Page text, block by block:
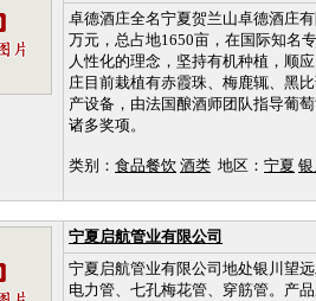
卓德酒庄全名宁夏贺兰山卓德酒庄
万元，总占地1650亩，在国际知名
人性化的理念，坚持有机种植，顺
庄目前栽植有赤霞珠、梅鹿辄、黑
产设备，由法国酿酒师团队指导葡
诸多奖项。
类别： 食品餐饮 酒类 地区： 宁夏
宁夏启航管业有限公司
宁夏启航管业有限公司地处银川望
电力管、七孔梅花管、穿筋管。产